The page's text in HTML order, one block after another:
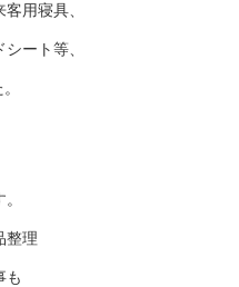
用寝具、
ート等、
整理
も